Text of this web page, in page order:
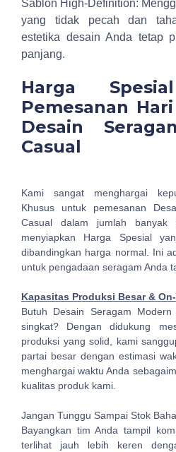
Sablon High-Definition:
yang tidak pecah dan
estetika desain Anda tetap
panjang.
Harga
Pemesanan
Desain
Casual
Kami sangat menghargai
Khusus untuk pemesanan
Casual dalam jumlah
menyiapkan Harga Spesial
dibandingkan harga normal. Ini
untuk pengadaan seragam Anda
Kapasitas Produksi Besar &
Butuh Desain Seragam
singkat? Dengan didukung
produksi yang solid, kami
partai besar dengan estimasi
menghargai waktu Anda
kualitas produk kami.
Jangan Tunggu Sampai Stok
Bayangkan tim Anda tampil
terlihat jauh lebih keren